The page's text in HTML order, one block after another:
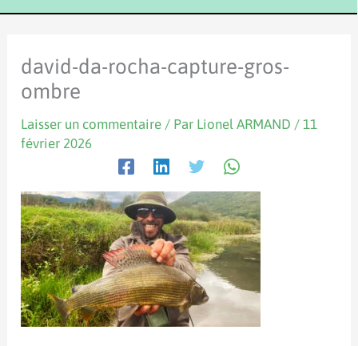
david-da-rocha-capture-gros-
ombre
Laisser un commentaire / Par Lionel ARMAND /11
février 2026